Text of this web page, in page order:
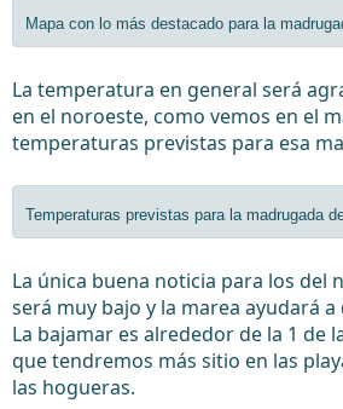
Mapa con lo más destacado para la
La temperatura en general será
en el noroeste, como vemos en el
temperaturas previstas para esa
Temperaturas previstas para la madrugada
La única buena noticia para los del
será muy bajo y la marea ayudará a
La bajamar es alrededor de la 1 de
que tendremos más sitio en las
las hogueras.